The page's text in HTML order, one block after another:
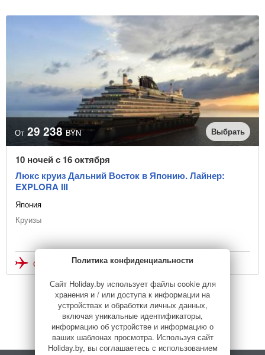
От 29 238 BYN Выбрать
10 ночей с 16 октября
Люкс круиз Дальний Восток в Японию. Лайнер:
EXPLORA III
Япония
Круизы
Стоимость без перелёта
1 Дальше
Политика конфиденциальности
Сайт Holiday.by использует файлы cookie для
хранения и / или доступа к информации на
устройствах и обработки личных данных,
включая уникальные идентификаторы,
информацию об устройстве и информацию о
ваших шаблонах просмотра. Используя сайт
Holiday.by, вы соглашаетесь с использованием